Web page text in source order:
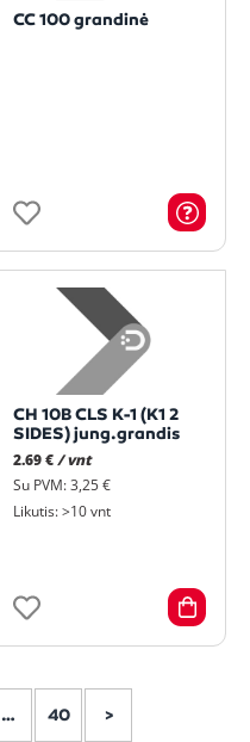
CC 100 grandinė
CH 10B CLS K-1 (K1 2
SIDES) jung.grandis
2.69 € / vnt
Su PVM: 3,25 €
Likutis: >10 vnt
… 40 >